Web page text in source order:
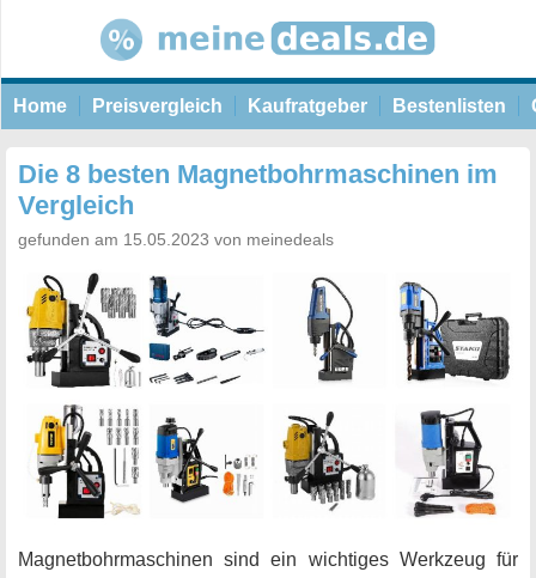
Home Preisvergleich Kaufratgeber Bestenlisten
Die 8 besten Magnetbohrmaschinen im
Vergleich
gefunden am 15.05.2023 von meinedeals
Magnetbohrmaschinen sind ein wichtiges Werkzeug für